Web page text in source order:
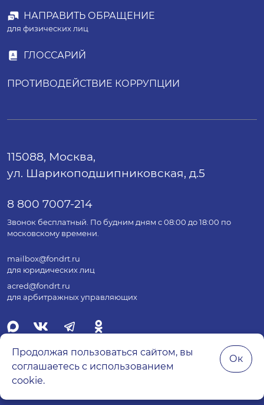
НАПРАВИТЬ ОБРАЩЕНИЕ
для физических лиц
ГЛОССАРИЙ
ПРОТИВОДЕЙСТВИЕ КОРРУПЦИИ
115088, Москва,
ул. Шарикоподшипниковская, д.5
8 800 7007-214
Звонок бесплатный. По будним дням с 08:00 до 18:00 по
московскому времени.
mailbox@fondrt.ru
для юридических лиц
acred@fondrt.ru
для арбитражных управляющих
© 2026 Все права защищены.
Продолжая пользоваться сайтом, вы
соглашаетесь с использованием
cookie.
Ок